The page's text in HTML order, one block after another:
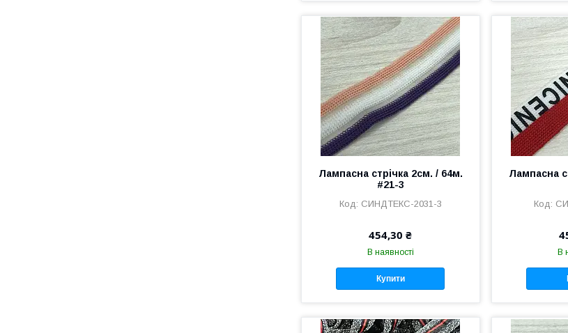
Лампасна стрічка 2см. / 64м.
#21-3
СИНДТЕКС-2031-3
454,30 ₴
В наявності
Купити
Лампасна
В